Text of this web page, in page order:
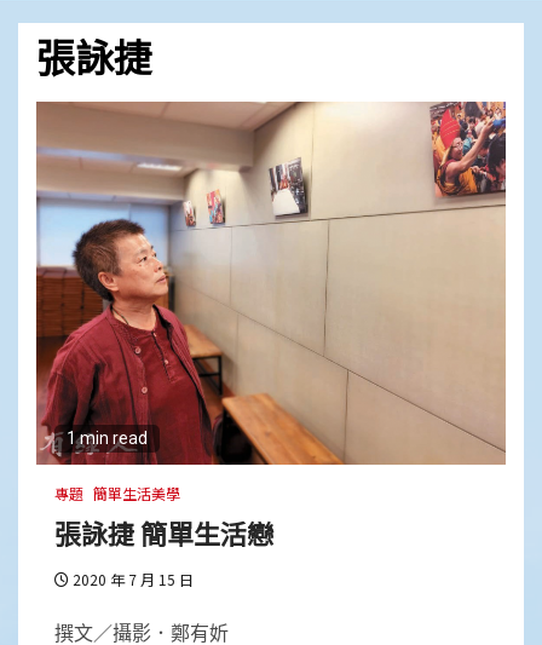
張詠捷
1 min read
專題 簡單生活美學
張詠捷 簡單生活戀
2020 年 7 月 15 日
撰文／攝影．鄭有妡